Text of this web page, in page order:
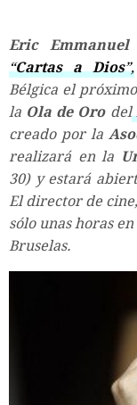
Eric Emmanuel
“Cartas a Dios”,
Bélgica el
la Ola de Orodel
creado por la
realizará en la
30) y estará
El director de
sólo unas horas
Bruselas.